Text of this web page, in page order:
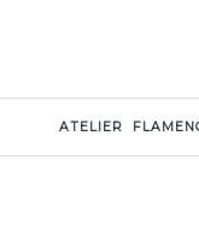
ATELIER